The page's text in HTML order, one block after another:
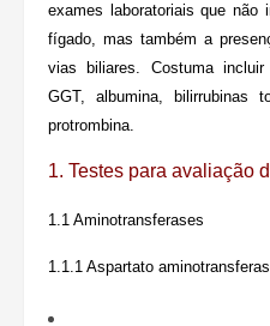
exames laboratoriais que não
fígado, mas também a
vias biliares. Costuma
GGT, albumina, bilirrubinas
protrombina.
1. Testes para avaliação
1.1 Aminotransferases
1.1.1 Aspartato